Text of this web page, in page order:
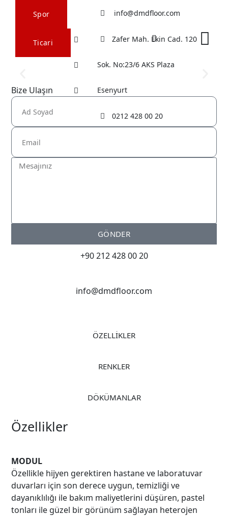
Spor
Ticari
info@dmdfloor.com
Zafer Mah. Ekin Cad. 120
Sok. No:23/6 AKS Plaza
Esenyurt
0212 428 00 20
Homojen Zeminler
İncele
Bize Ulaşın
GÖNDER
+90 212 428 00 20
info@dmdfloor.com
ÖZELLİKLER
RENKLER
DÖKÜMANLAR
Özellikler
MODUL
Özellikle hijyen gerektiren hastane ve laboratuvar
duvarları için son derece uygun, temizliği ve
dayanıklılığı ile bakım maliyetlerini düşüren, pastel
tonları ile güzel bir görünüm sağlayan heterojen